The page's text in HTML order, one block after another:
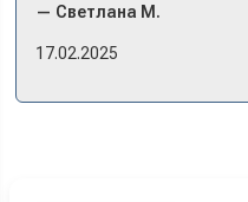
примериться. Нам тут
же день купили машину!
— Светлана М.
17.02.2025